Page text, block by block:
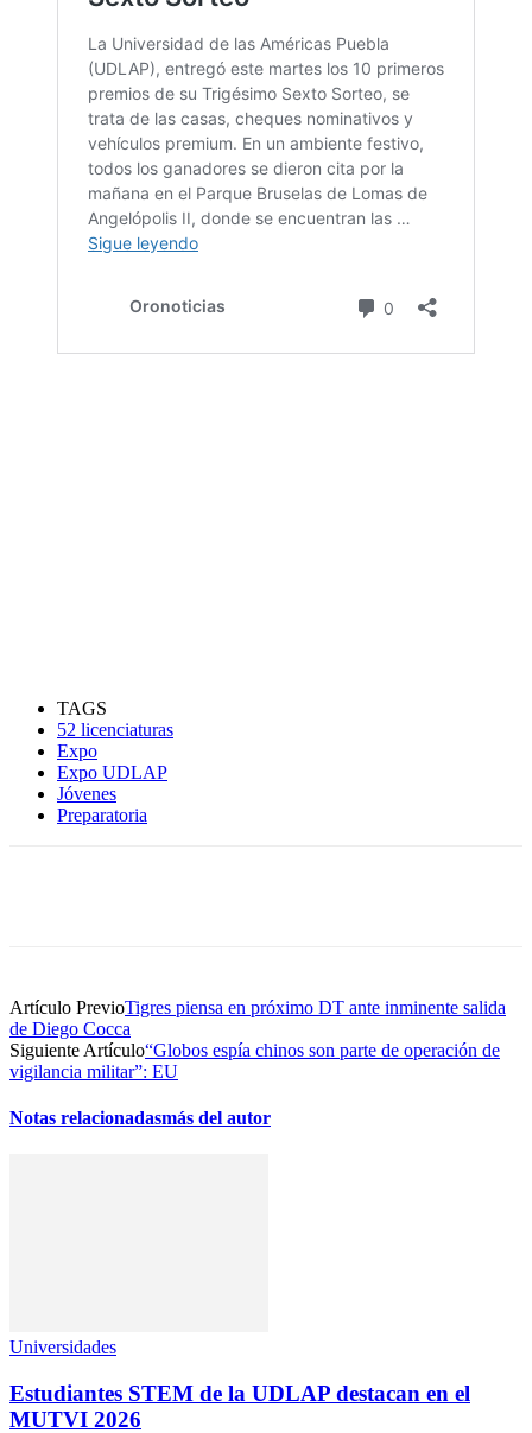
TAGS
52 licenciaturas
Expo
Expo UDLAP
Jóvenes
Preparatoria
Artículo PrevioTigres piensa en próximo DT ante inminente salida
de Diego Cocca
Siguiente Artículo“Globos espía chinos son parte de operación de
vigilancia militar”: EU
Notas relacionadasmás del autor
Universidades
Estudiantes STEM de la UDLAP destacan en el
MUTVI 2026